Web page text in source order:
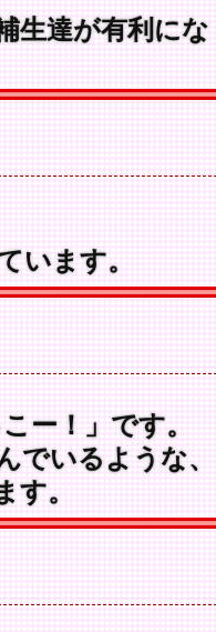
生達が有利にな
います。
ー！」です。
でいるような、
。